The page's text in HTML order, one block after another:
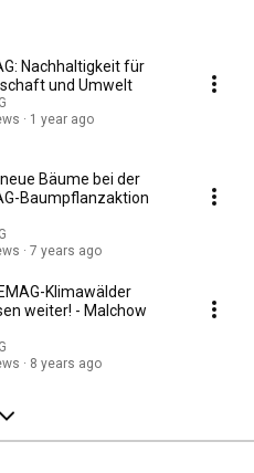
Nachhaltigkeit für
und Umwelt
1 year ago
Bäume bei der
Baumpflanzaktion
7 years ago
Klimawälder
weiter! - Malchow
8 years ago